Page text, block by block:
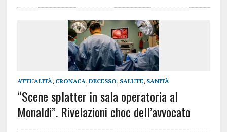
ATTUALITÀ, CRONACA, DECESSO, SALUTE, SANITÀ
“Scene splatter in sala operatoria al
Monaldi”. Rivelazioni choc dell’avvocato